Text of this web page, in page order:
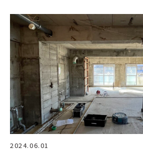
2024.06.01